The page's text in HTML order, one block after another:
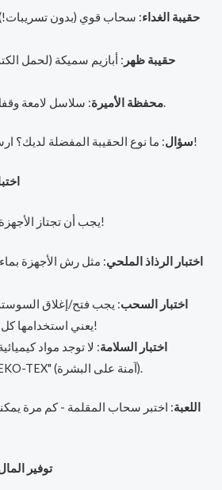
حقيبة الغداء: سحاب قوي (بدون
حقيبة ظهر : أبازيم سميكة (لحمل
محفظة الأميرة: سلاسل لامعة وقفل على شكل قلب.
سؤال: ما نوع الحقيبة المفضلة لديك؟ ارسمها وأضف إليها الأجهزة!
5.
يجب أن تجتاز الأجهزة تدريب الأبطال الخارقين!
اختبار الرذاذ الملحي: مثل رش الأجهزة
اختبار السحب
يعني استخدامها كل يوم لمدة 13 سنة!
اختبار السلامة: لا توجد مواد
ملصقات مثل "OEKO-TEX" (آمنة على البشرة).
اللعبة: اختبر سحاب المقلمة - كم مرة
6. توفير